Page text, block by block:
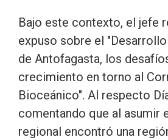
Bajo este contexto, el jefe
expuso sobre el
de Antofagasta, los
crecimiento en torno al
Bioceánico". Al respecto
comentando que al asumir
regional encontró una